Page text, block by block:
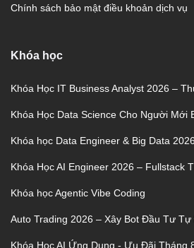
Chính sách bảo mật điều khoản dịch vụ
Khóa học
Khóa Học IT Business Analyst 2026 –
Khóa Học Data Science Cho Người Mới
Khóa học Data Engineer & Big Data 2026
Khóa Học AI Engineer 2026 – Fullstack
Khóa học Agentic Vibe Coding
Auto Trading 2026 – Xây Bot Đầu Tư Tự
Khóa Học AI Ứng Dụng - Ưu Đãi Tháng